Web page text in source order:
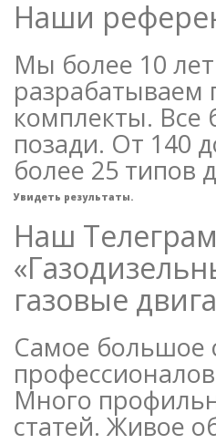
Наши
Мы более 10 лет
разрабатываем
комплекты. Все
позади. От 140
более 25 типов
Увидеть результаты.
Наш
газовые
Самое большое
Много
статей. Живое